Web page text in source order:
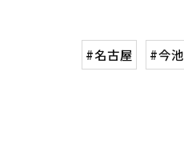
#名古屋 #今池